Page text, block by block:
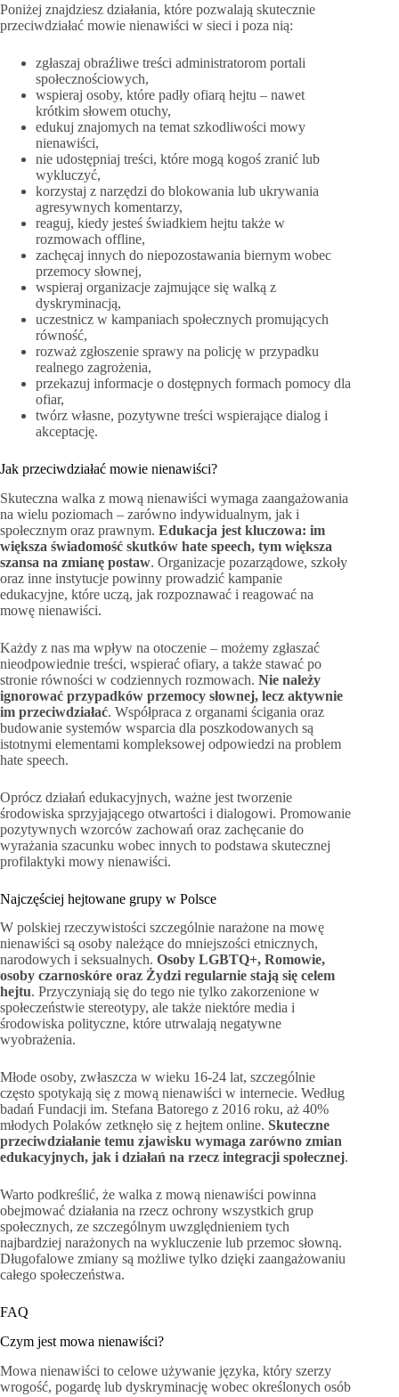
Poniżej znajdziesz działania, które pozwalają skutecznie
przeciwdziałać mowie nienawiści w sieci i poza nią:
zgłaszaj obraźliwe treści administratorom portali
społecznościowych,
wspieraj osoby, które padły ofiarą hejtu – nawet
krótkim słowem otuchy,
edukuj znajomych na temat szkodliwości mowy
nienawiści,
nie udostępniaj treści, które mogą kogoś zranić lub
wykluczyć,
korzystaj z narzędzi do blokowania lub ukrywania
agresywnych komentarzy,
reaguj, kiedy jesteś świadkiem hejtu także w
rozmowach offline,
zachęcaj innych do niepozostawania biernym wobec
przemocy słownej,
wspieraj organizacje zajmujące się walką z
dyskryminacją,
uczestnicz w kampaniach społecznych promujących
równość,
rozważ zgłoszenie sprawy na policję w przypadku
realnego zagrożenia,
przekazuj informacje o dostępnych formach pomocy dla
ofiar,
twórz własne, pozytywne treści wspierające dialog i
akceptację.
Jak przeciwdziałać mowie nienawiści?
Skuteczna walka z mową nienawiści wymaga zaangażowania
na wielu poziomach – zarówno indywidualnym, jak i
społecznym oraz prawnym. Edukacja jest kluczowa: im
większa świadomość skutków hate speech, tym większa
szansa na zmianę postaw. Organizacje pozarządowe, szkoły
oraz inne instytucje powinny prowadzić kampanie
edukacyjne, które uczą, jak rozpoznawać i reagować na
mowę nienawiści.
Każdy z nas ma wpływ na otoczenie – możemy zgłaszać
nieodpowiednie treści, wspierać ofiary, a także stawać po
stronie równości w codziennych rozmowach. Nie należy
ignorować przypadków przemocy słownej, lecz aktywnie
im przeciwdziałać. Współpraca z organami ścigania oraz
budowanie systemów wsparcia dla poszkodowanych są
istotnymi elementami kompleksowej odpowiedzi na problem
hate speech.
Oprócz działań edukacyjnych, ważne jest tworzenie
środowiska sprzyjającego otwartości i dialogowi. Promowanie
pozytywnych wzorców zachowań oraz zachęcanie do
wyrażania szacunku wobec innych to podstawa skutecznej
profilaktyki mowy nienawiści.
Najczęściej hejtowane grupy w Polsce
W polskiej rzeczywistości szczególnie narażone na mowę
nienawiści są osoby należące do mniejszości etnicznych,
narodowych i seksualnych. Osoby LGBTQ+, Romowie,
osoby czarnoskóre oraz Żydzi regularnie stają się celem
hejtu. Przyczyniają się do tego nie tylko zakorzenione w
społeczeństwie stereotypy, ale także niektóre media i
środowiska polityczne, które utrwalają negatywne
wyobrażenia.
Młode osoby, zwłaszcza w wieku 16-24 lat, szczególnie
często spotykają się z mową nienawiści w internecie. Według
badań Fundacji im. Stefana Batorego z 2016 roku, aż 40%
młodych Polaków zetknęło się z hejtem online. Skuteczne
przeciwdziałanie temu zjawisku wymaga zarówno zmian
edukacyjnych, jak i działań na rzecz integracji społecznej.
Warto podkreślić, że walka z mową nienawiści powinna
obejmować działania na rzecz ochrony wszystkich grup
społecznych, ze szczególnym uwzględnieniem tych
najbardziej narażonych na wykluczenie lub przemoc słowną.
Długofalowe zmiany są możliwe tylko dzięki zaangażowaniu
całego społeczeństwa.
FAQ
Czym jest mowa nienawiści?
Mowa nienawiści to celowe używanie języka, który szerzy
wrogość, pogardę lub dyskryminację wobec określonych osób